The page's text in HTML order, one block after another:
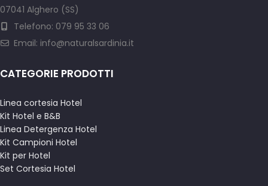
07041 Alghero (SS)
Telefono: 079 95 33 06
Email: info@naturalsardinia.it
CATEGORIE PRODOTTI
Linea cortesia Hotel
Kit Hotel e B&B
Linea Detergenza Hotel
Kit Campioni Hotel
Kit per Hotel
Set Cortesia Hotel